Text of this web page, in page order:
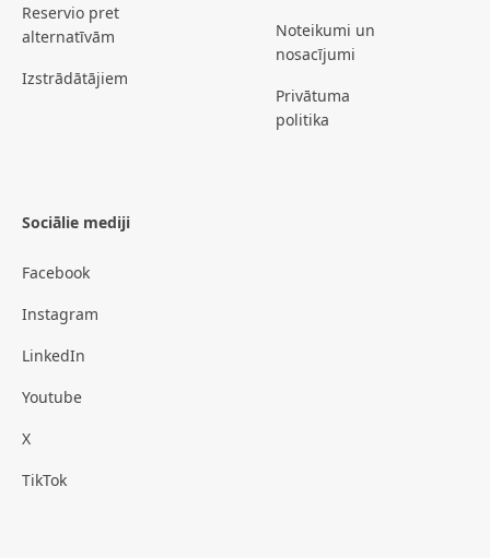
Reservio pret
alternatīvām
Izstrādātājiem
Noteikumi un
nosacījumi
Privātuma
politika
Sociālie mediji
Facebook
Instagram
LinkedIn
Youtube
X
TikTok